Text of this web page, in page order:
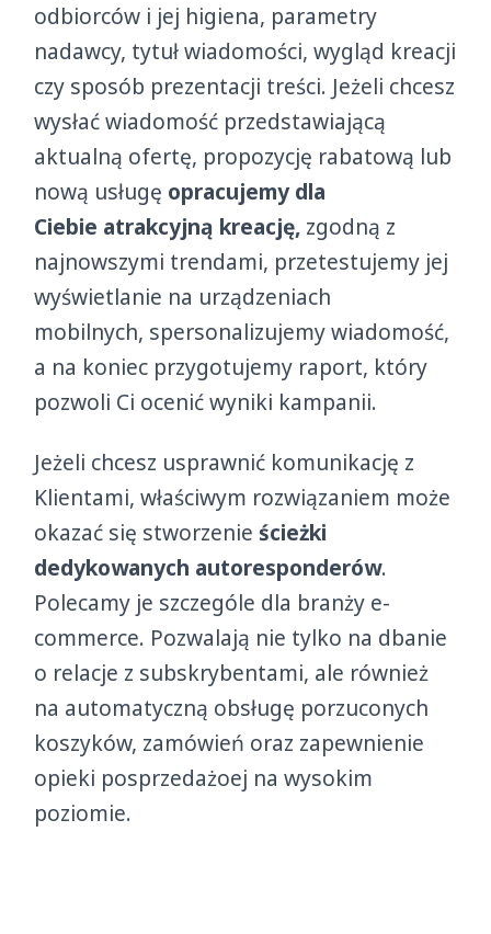
odbiorców i jej higiena, parametry
nadawcy, tytuł wiadomości, wygląd kreacji
czy sposób prezentacji treści. Jeżeli chcesz
wysłać wiadomość przedstawiającą
aktualną ofertę, propozycję rabatową lub
nową usługę opracujemy dla
Ciebie atrakcyjną kreację, zgodną z
najnowszymi trendami, przetestujemy jej
wyświetlanie na urządzeniach
mobilnych, spersonalizujemy wiadomość,
a na koniec przygotujemy raport, który
pozwoli Ci ocenić wyniki kampanii.
Jeżeli chcesz usprawnić komunikację z
Klientami, właściwym rozwiązaniem może
okazać się stworzenie ścieżki
dedykowanych autoresponderów.
Polecamy je szczególe dla branży e-
commerce. Pozwalają nie tylko na dbanie
o relacje z subskrybentami, ale również
na automatyczną obsługę porzuconych
koszyków, zamówień oraz zapewnienie
opieki posprzedażoej na wysokim
poziomie.